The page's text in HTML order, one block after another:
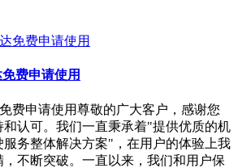
费申请使用
费申请使用尊敬的广大客户，感谢您
和认可。我们一直秉承着"提供优质的机
服务整体解决方案"，在用户的体验上我
不断突破。一直以来，我们和用户保